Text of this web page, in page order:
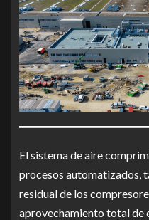
El sistema de aire
procesos automatizados,
residual de los
aprovechamiento total de